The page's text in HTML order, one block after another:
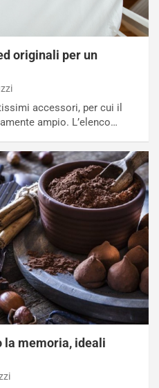
originali per un
accessori, per cui il
ampio. L’elenco…
memoria, ideali